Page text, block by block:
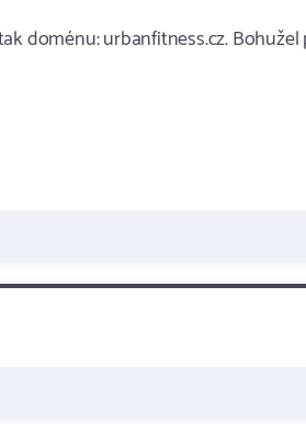
doménu: urbanfitness.cz.